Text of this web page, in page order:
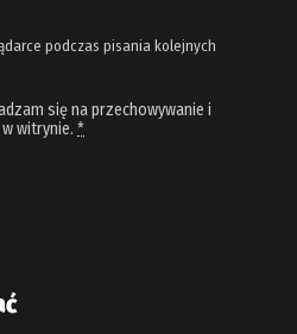
podczas pisania kolejnych
się na przechowywanie i
witrynie. *